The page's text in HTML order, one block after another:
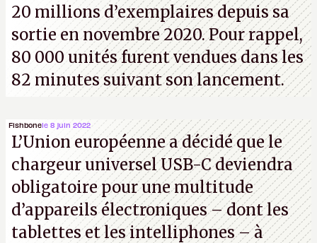
20 millions d’exemplaires depuis sa
sortie en novembre 2020. Pour rappel,
80 000 unités furent vendues dans les
82 minutes suivant son lancement.
Fishbonele 8 juin 2022
L’Union européenne a décidé que le
chargeur universel USB-C deviendra
obligatoire pour une multitude
d’appareils électroniques – dont les
tablettes et les intelliphones – à